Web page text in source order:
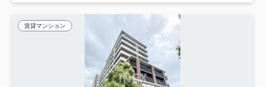
賃貸マンション